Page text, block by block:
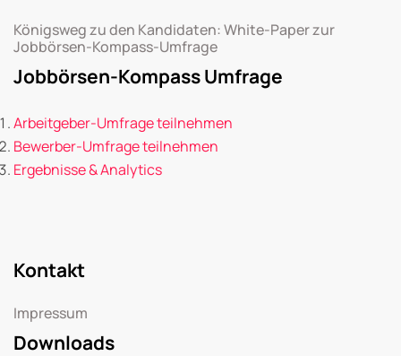
Königsweg zu den Kandidaten: White-Paper zur
Jobbörsen-Kompass-Umfrage
Jobbörsen-Kompass Umfrage
Arbeitgeber-Umfrage teilnehmen
Bewerber-Umfrage teilnehmen
Ergebnisse & Analytics
Kontakt
Impressum
Downloads